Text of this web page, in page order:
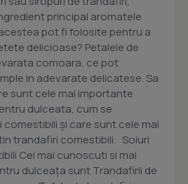
principal aromatele
pot fi folosite pentru a
delicioase? Petalele de
comoara, ce pot
in adevarate delicatese. Sa
sunt cele mai importante
dulceata, cum se
și care sunt cele mai
trandafiri comestibili. Soiuri
Cei mai cunoscuti si mai
dulceața sunt Trandafirii de